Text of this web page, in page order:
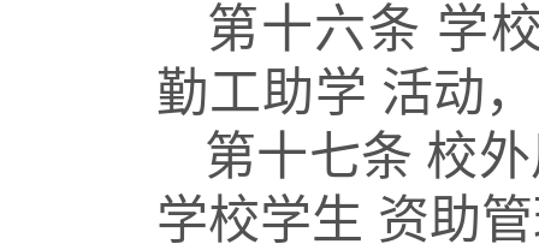
第十六条 学
勤工助学 活动
第十七条 校
学校学生 资助